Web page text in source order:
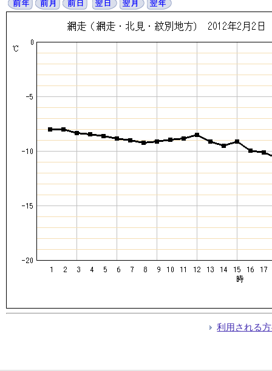
利用される